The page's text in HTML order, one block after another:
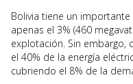
Bolivia tiene un
apenas el 3% (460
explotación. Sin embargo,
el 40% de la energía
cubriendo el 8% de la